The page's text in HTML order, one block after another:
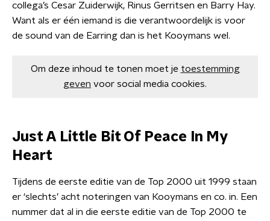
collega’s Cesar Zuiderwijk, Rinus Gerritsen en Barry Hay.
Want als er één iemand is die verantwoordelijk is voor
de sound van de Earring dan is het Kooymans wel.
Om deze inhoud te tonen moet je toestemming
geven voor social media cookies.
Just A Little Bit Of Peace In My
Heart
Tijdens de eerste editie van de Top 2000 uit 1999 staan
er ‘slechts’ acht noteringen van Kooymans en co. in. Een
nummer dat al in die eerste editie van de Top 2000 te